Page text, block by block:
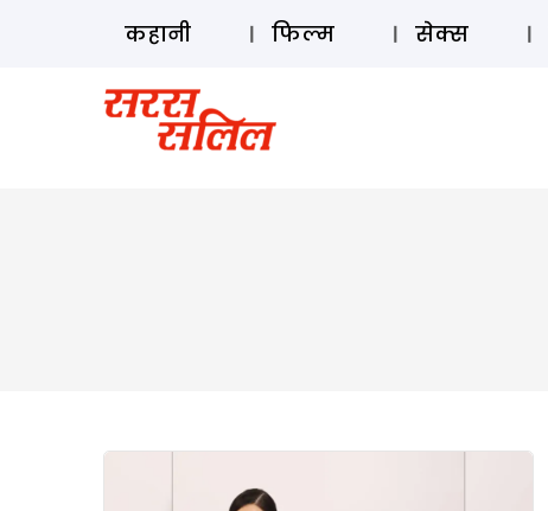
कहानी फिल्म सेक्स